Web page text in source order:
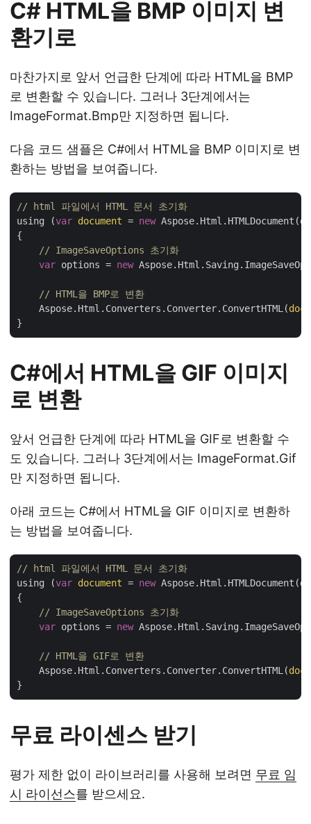
C# HTML을 BMP 이미지 변
환기로
마찬가지로 앞서 언급한 단계에 따라 HTML을 BMP
로 변환할 수 있습니다. 그러나 3단계에서는
ImageFormat.Bmp만 지정하면 됩니다.
다음 코드 샘플은 C#에서 HTML을 BMP 이미지로 변
환하는 방법을 보여줍니다.
// html 파일에서 HTML 문서 초기화
using (var document = new
{
// ImageSaveOptions 초기화
var options = new
// HTML을 BMP로 변환
    Aspose.Html.Converters.Converter.ConvertHTML(
C#에서 HTML을 GIF 이미지
로 변환
앞서 언급한 단계에 따라 HTML을 GIF로 변환할 수
도 있습니다. 그러나 3단계에서는 ImageFormat.Gif
만 지정하면 됩니다.
아래 코드는 C#에서 HTML을 GIF 이미지로 변환하
는 방법을 보여줍니다.
// html 파일에서 HTML 문서 초기화
using (var document = new
{
// ImageSaveOptions 초기화
var options = new
// HTML을 GIF로 변환
    Aspose.Html.Converters.Converter.ConvertHTML(
무료 라이센스 받기
평가 제한 없이 라이브러리를 사용해 보려면 무료 임
시 라이선스를 받으세요.